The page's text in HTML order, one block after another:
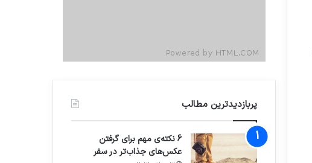
پربازدیدترین مطالب
6 نکته‌ی مهم برای گرفتن
عکس‌های جذاب‌تر در سفر